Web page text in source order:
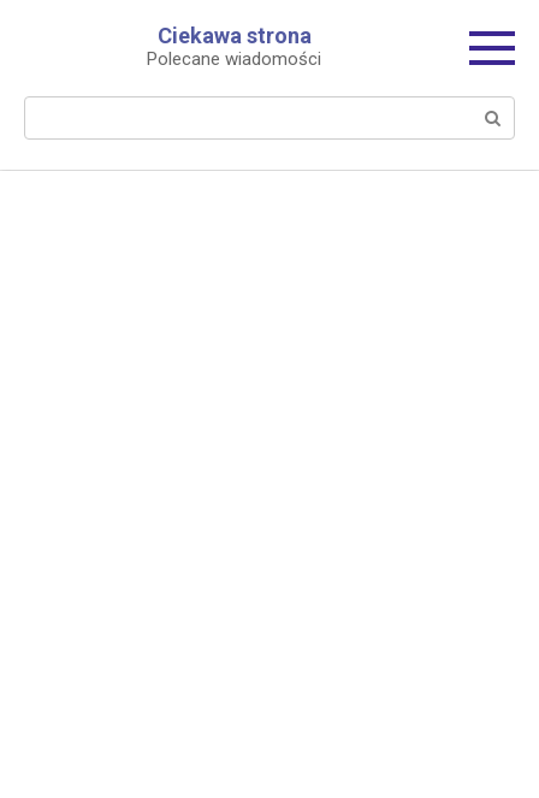
Ciekawa strona
Polecane wiadomości